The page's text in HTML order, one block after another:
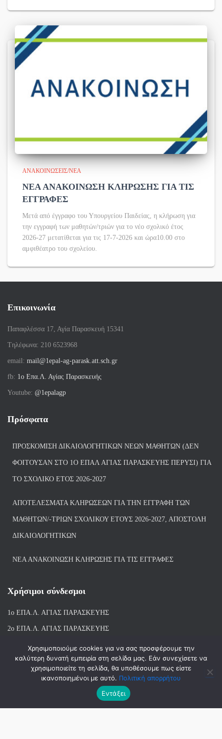
ΑΝΑΚΟΙΝΏΣΕΙΣ/ΝΈΑ
ΝΕΑ ΑΝΑΚΟΙΝΩΣΗ ΚΛΗΡΩΣΗΣ ΓΙΑ ΤΙΣ
ΕΓΓΡΑΦΕΣ
Μετά από έγγραφο του Υπουργείου Παιδείας, η κλήρωση για
την εγγραφή των μαθητών/τριών για το νέο σχολικό έτος
2026-27 μετατίθεται για τις 17-7-2026 και ώρα10.00 στο
αμφιθέατρο του σχολείου.
Επικοινωνία
Παπαφλέσσα 17, Αγία Παρασκευή 15341
Tηλέφωνα: 210 6523968
email: mail@1epal-ag-parask.att.sch.gr
fb: 1ο Επα.Λ. Αγίας Παρασκευής
Youtube: @1epalagp
Πρόσφατα
ΠΡΟΣΚΌΜΙΣΗ ΔΙΚΑΙΟΛΟΓΗΤΙΚΏΝ ΝΈΩΝ ΜΑΘΗΤΏΝ (ΔΕΝ
ΦΟΙΤΟΎΣΑΝ ΣΤΟ 1Ο ΕΠΑΛ ΑΓΙΑΣ ΠΑΡΑΣΚΕΥΗΣ ΠΈΡΥΣΙ) ΓΙΑ
ΤΟ ΣΧΟΛΙΚΌ ΈΤΟΣ 2026-2027
ΑΠΟΤΕΛΈΣΜΑΤΑ ΚΛΗΡΏΣΕΩΝ ΓΙΑ ΤΗΝ ΕΓΓΡΑΦΉ ΤΩΝ
ΜΑΘΗΤΏΝ/-ΤΡΙΏΝ ΣΧΟΛΙΚΟΎ ΈΤΟΥΣ 2026-2027, ΑΠΟΣΤΟΛΉ
ΔΙΚΑΙΟΛΟΓΗΤΙΚΏΝ
ΝΕΑ ΑΝΑΚΟΙΝΩΣΗ ΚΛΗΡΩΣΗΣ ΓΙΑ ΤΙΣ ΕΓΓΡΑΦΕΣ
Χρήσιμοι σύνδεσμοι
1ο ΕΠΑ.Λ. ΑΓΙΑΣ ΠΑΡΑΣΚΕΥΗΣ
2ο ΕΠΑ.Λ. ΑΓΙΑΣ ΠΑΡΑΣΚΕΥΗΣ
1ο Ε.Κ. ΑΓΙΑΣ ΠΑΡΑΣΚΕΥΗΣ
ΒΙΒΛΙΟΘΗΚΗ 1ου & 2ου ΕΠΑΛ ΑΓΙΑΣ ΠΑΡΑΣΚΕΥΗΣ
Hestia | Αναπτύχθηκε απόThemeIsle
Χρησιμοποιούμε cookies για να σας προσφέρουμε την
καλύτερη δυνατή εμπειρία στη σελίδα μας. Εάν συνεχίσετε να
χρησιμοποιείτε τη σελίδα, θα υποθέσουμε πως είστε
ικανοποιημένοι με αυτό. Πολιτική απορρήτου
Εντάξει